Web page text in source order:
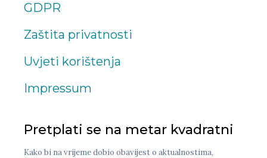
GDPR
Zaštita privatnosti
Uvjeti korištenja
Impressum
Pretplati se na metar kvadratni
Kako bi na vrijeme dobio obavijest o aktualnostima,